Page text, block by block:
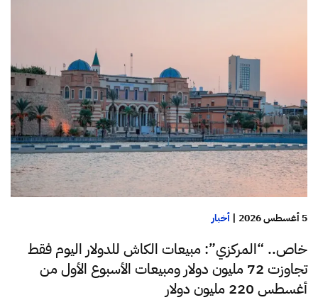
5 أغسطس 2026 | أخبار
خاص.. “المركزي”: مبيعات الكاش للدولار اليوم فقط
تجاوزت 72 مليون دولار ومبيعات الأسبوع الأول من
أغسطس 220 مليون دولار